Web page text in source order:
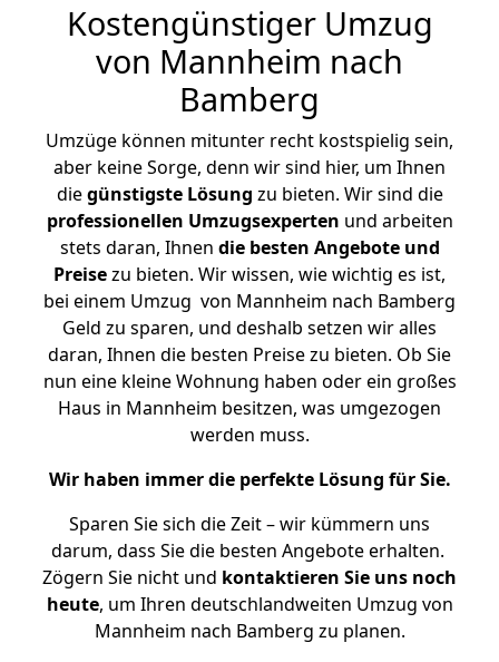
Kostengünstiger Umzug
von Mannheim nach
Bamberg
Umzüge können mitunter recht kostspielig sein,
aber keine Sorge, denn wir sind hier, um Ihnen
diegünstigste Lösung zu bieten. Wir sind die
professionellen Umzugsexperten und arbeiten
stets daran, Ihnen die besten Angebote und
Preisezu bieten. Wir wissen, wie wichtig es ist,
bei einem Umzug von Mannheim nach Bamberg
Geld zu sparen, und deshalb setzen wir alles
daran, Ihnen die besten Preise zu bieten. Ob Sie
nun eine kleine Wohnung haben oder ein großes
Haus in Mannheim besitzen, was umgezogen
werden muss.
Wir haben immer die perfekte Lösung für Sie.
Sparen Sie sich die Zeit – wir kümmern uns
darum, dass Sie die besten Angebote erhalten.
Zögern Sie nicht und kontaktieren Sie uns noch
heute, um Ihren deutschlandweiten Umzug von
Mannheim nach Bamberg zu planen.